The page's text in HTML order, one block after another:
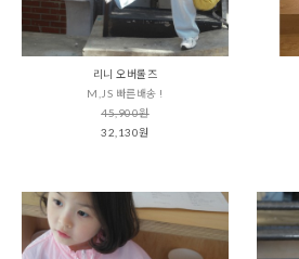
리니 오버롤즈
M,JS 빠른배송 !
45,900원
32,130원